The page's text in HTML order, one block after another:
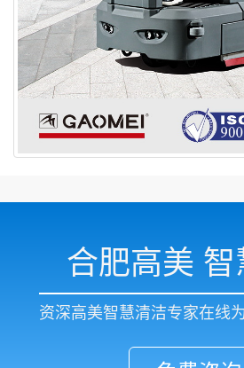
合肥高美
资深高美智慧清洁专家在线